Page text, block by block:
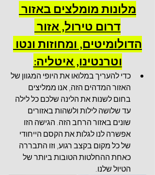
מלונות מומלצים באזור
דרום טירול, אזור
הדולומיטים, ומחוזות ונטו
וטרנטינו, איטליה:
כדי להעריך במלואו את היופי המגוון של
האזור המדהים הזה, אנו ממליצים
בחום לשנות את הלינה שלכם כל לילה
עד שלושה לילות ולשהות באזורים
שונים באזור הרחב הזה. הגישה הזו
אפשרה לנו לגלות את הקסם הייחודי
של כל מקום בקצב רגוע, וזו התבררה
כאחת ההחלטות הטובות ביותר של
הטיול שלנו.